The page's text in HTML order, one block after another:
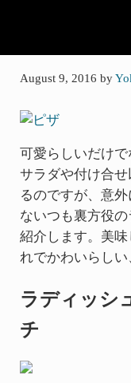
August 9, 2016 by
可愛らしいだけで
サラダや付け合
るのですが、意
ないつも裏方役
紹介します。美
れでかわいらしい
ラディッシ
チ